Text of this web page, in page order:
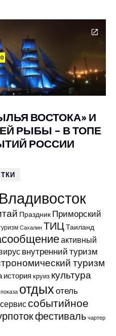
ВОСТОКА» И
РЫБЫ – В ТОПЕ
РОССИИ
Владивосток
Праздник Приморский
Сахалин ТИЦТаиланд
активный
внутренний туризм
туризм
история круиз культура
отдыхотель
сервис событийное
фестиваль чартер